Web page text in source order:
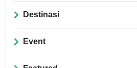
Destinasi
Event